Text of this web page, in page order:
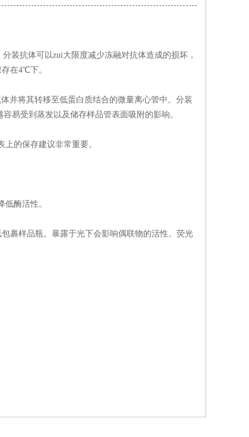
装抗体可以zui大限度减少冻融对抗体造成的损坏，
在4℃下。
并将其转移至低蛋白质结合的微量离心管中。分装
易受到蒸发以及储存样品管表面吸附的影响。
的保存建议非常重要。
酶活性。
样品瓶。暴露于光下会影响偶联物的活性。荧光